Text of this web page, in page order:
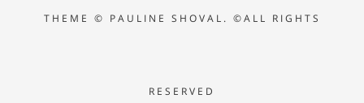
THEME © PAULINE SHOVAL. ©ALL RIGHTS
RESERVED